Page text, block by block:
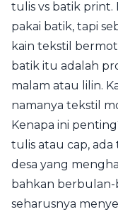
tulis vs batik print.
pakai batik, tapi
kain tekstil
batik itu adalah
malam atau lilin.
namanya tekstil
Kenapa ini
tulis atau cap,
desa yang
bahkan berbulan-
seharusnya